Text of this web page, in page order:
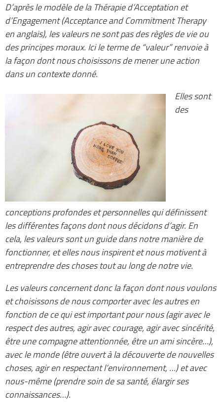
D’après le modèle de la Thérapie d’Acceptation et
d’Engagement (Acceptance and Commitment Therapy
en anglais), les valeurs ne sont pas des règles de vie ou
des principes moraux. Ici le terme de “valeur” renvoie à
la façon dont nous choisissons de mener une action
dans un contexte donné.
Elles sont
des
conceptions profondes et personnelles qui définissent
les différentes façons dont nous décidons d’agir. En
cela, les valeurs sont un guide dans notre manière de
fonctionner, et elles nous inspirent et nous motivent à
entreprendre des choses tout au long de notre vie.
Les valeurs concernent donc la façon dont nous voulons
et choisissons de nous comporter avec les autres en
fonction de ce qui est important pour nous (agir avec le
respect des autres, agir avec courage, agir avec sincérité,
être une compagne attentionnée, être un ami sincère…),
avec le monde (être ouvert à la découverte de nouvelles
choses, agir en respectant l’environnement, …) et avec
nous-même (prendre soin de sa santé, élargir ses
connaissances…).